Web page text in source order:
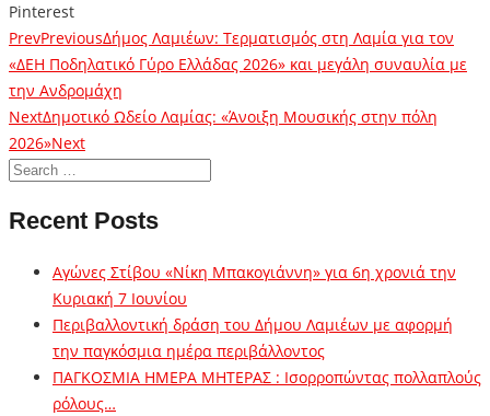
Pinterest
PrevPreviousΔήμος Λαμιέων: Τερματισμός στη Λαμία για τον
«ΔΕΗ Ποδηλατικό Γύρο Ελλάδας 2026» και μεγάλη συναυλία με
την Ανδρομάχη
NextΔημοτικό Ωδείο Λαμίας: «Άνοιξη Μουσικής στην πόλη
2026»Next
Recent Posts
Αγώνες Στίβου «Νίκη Μπακογιάννη» για 6η χρονιά την
Κυριακή 7 Ιουνίου
Περιβαλλοντική δράση του Δήμου Λαμιέων με αφορμή
την παγκόσμια ημέρα περιβάλλοντος
ΠΑΓΚΟΣΜΙΑ ΗΜΕΡΑ ΜΗΤΕΡΑΣ : Ισορροπώντας πολλαπλούς
ρόλους…